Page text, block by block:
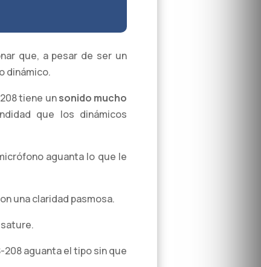
que, a pesar de ser un
dinámico.
tiene unsonido mucho
que los dinámicos
aguanta lo que le
una claridad pasmosa.
aguanta el tipo sin que